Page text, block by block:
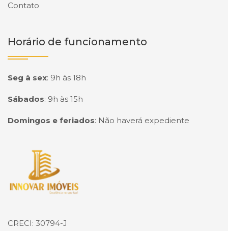
Contato
Horário de funcionamento
Seg à sex: 9h às 18h
Sábados: 9h às 15h
Domingos e feriados: Não haverá expediente
Página inicial
CRECI: 30794-J